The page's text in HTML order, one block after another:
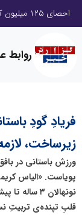
روابط
فریادِ گودِ
زیرساخت،
ورزش باستانی در
نونهالان ۳
قلبِ تپنده‌ی تربیتِ